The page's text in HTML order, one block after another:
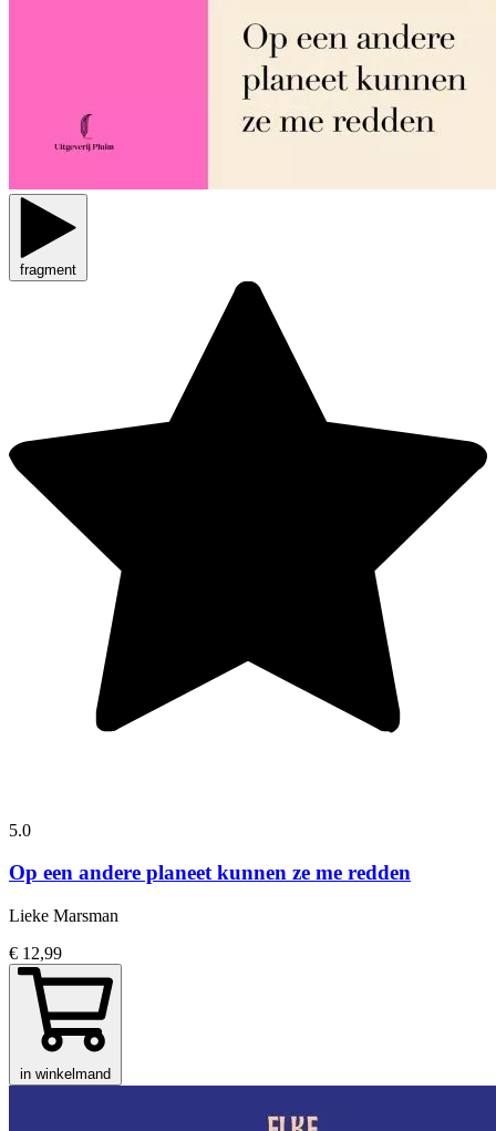
fragment
5.0
Op een andere planeet kunnen ze me redden
Lieke Marsman
€ 12,99
in winkelmand